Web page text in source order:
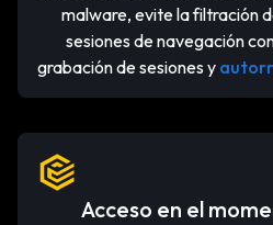
malware, evite la filtración
sesiones de navegación
grabación de sesiones y
Acceso en el